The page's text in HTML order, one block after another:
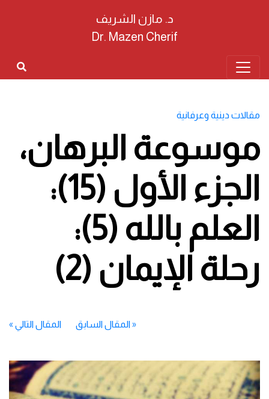
د. مازن الشريف
Dr. Mazen Cherif
مقالات دينية وعرفانية
موسوعة البرهان،
الجزء الأول (15):
العلم بالله (5):
رحلة الإيمان (2)
«المقال السابق المقال التالي »